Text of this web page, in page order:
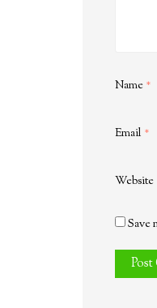
Name *
Email *
Website
Save